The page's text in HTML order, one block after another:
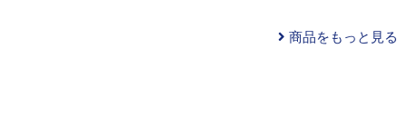
商品をもっと見る